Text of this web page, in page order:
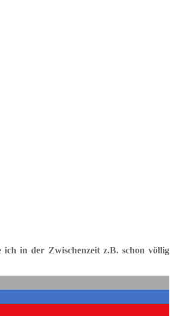
ich in der Zwischenzeit z.B. schon völlig